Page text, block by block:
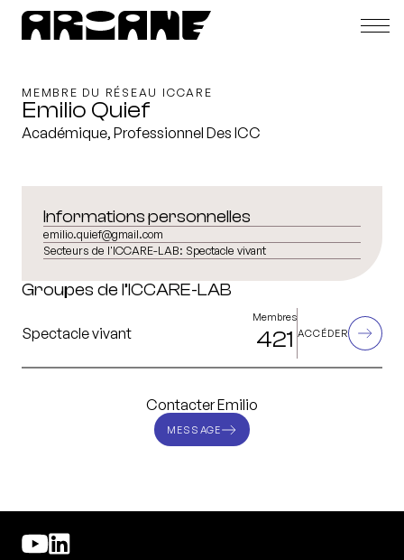
MEMBRE DU RÉSEAU ICCARE
Emilio Quief
Académique, Professionnel Des ICC
Informations personnelles
emilio.quief@gmail.com
Secteurs de l'ICCARE-LAB: Spectacle vivant
Groupes de l’ICCARE-LAB
Spectacle vivant
Membres
421 ACCÉDER
Contacter Emilio
MESSAGE